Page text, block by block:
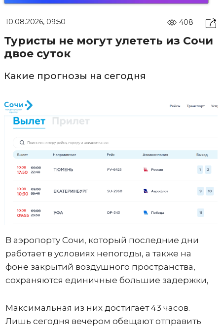
10.08.2026, 09:50 408
Туристы не могут улететь из Сочи
двое суток
Какие прогнозы на сегодня
В аэропорту Сочи, который последние дни
работает в условиях непогоды, а также на
фоне закрытий воздушного пространства,
сохраняются единичные большие задержки,
Максимальная из них достигает 43 часов.
Лишь сегодня вечером обещают отправить